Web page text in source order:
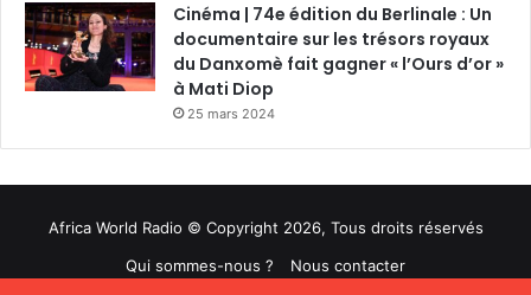
Cinéma | 74e édition du Berlinale : Un
documentaire sur les trésors royaux
du Danxomè fait gagner « l’Ours d’or »
à Mati Diop
25 mars 2024
Africa World Radio © Copyright 2026, Tous droits réservés
Qui sommes-nous ?
Nous contacter